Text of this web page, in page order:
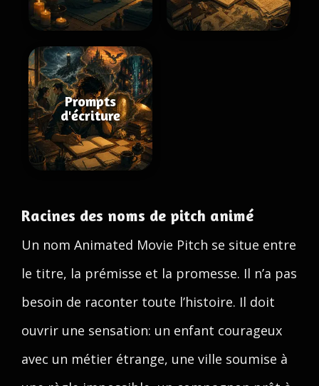
Prompts
d'écriture
Racines des noms de pitch animé
Un nom Animated Movie Pitch se situe entre
le titre, la prémisse et la promesse. Il n’a pas
besoin de raconter toute l’histoire. Il doit
ouvrir une sensation: un enfant courageux
avec un métier étrange, une ville soumise à